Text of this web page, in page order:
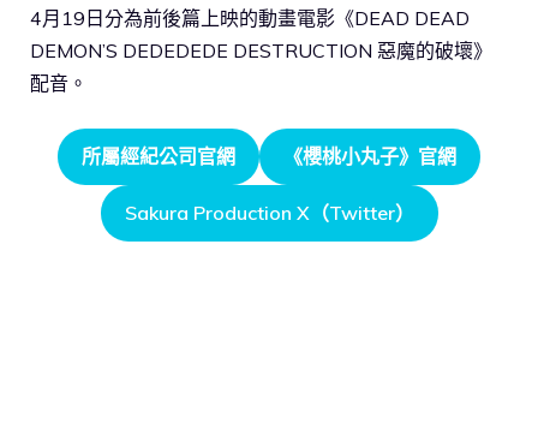
4月19日分為前後篇上映的動畫電影《DEAD DEAD
DEMON’S DEDEDEDE DESTRUCTION 惡魔的破壞》
配音。
所屬經紀公司官網 《櫻桃小丸子》官網
Sakura Production X（Twitter）